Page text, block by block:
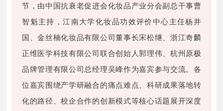
节，由中国抗衰老促进会化妆品产业分会副总干事曹
智魁主持，江南大学化妆品功效评价中心主任杨井
国、金丝楠化妆品有限公司董事长宋松继、浙江奇麟
正维医学科技有限公司联合创始人郭理伟、杭州原极
品牌管理有限公司总经理吴峰作为嘉宾参与交流。各
位嘉宾围绕产学研融合的痛点难点、科研成果落地转
化的路径、校企合作的创新模式等核心话题展开深度